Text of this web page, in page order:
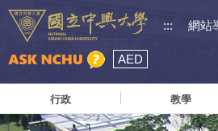
::: 網站
AED
行政 教學